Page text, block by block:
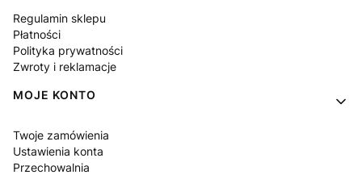
Regulamin sklepu
Płatności
Polityka prywatności
Zwroty i reklamacje
MOJE KONTO
Twoje zamówienia
Ustawienia konta
Przechowalnia